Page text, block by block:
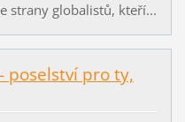
strany globalistů, kteří...
poselství pro ty,